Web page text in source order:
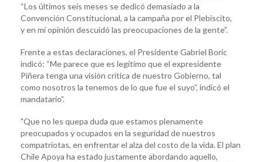
“Los últimos seis meses se dedicó demasiado a la
Convención Constitucional, a la campaña por el Plebiscito,
y en mi opinión descuidó las preocupaciones de la gente”.
Frente a estas declaraciones, el Presidente Gabriel Boric
indicó: “Me parece que es legítimo que el expresidente
Piñera tenga una visión crítica de nuestro Gobierno, tal
como nosotros la tenemos de lo que fue el suyo”, indicó el
mandatario”.
"Que no les quepa duda que estamos plenamente
preocupados y ocupados en la seguridad de nuestros
compatriotas, en enfrentar el alza del costo de la vida. El plan
Chile Apoya ha estado justamente abordando aquello,